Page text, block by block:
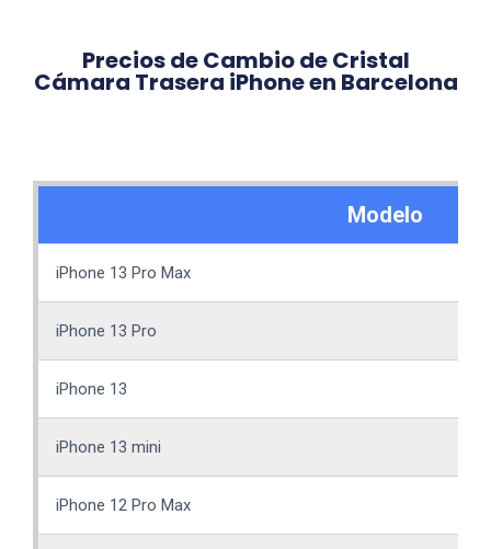
Precios de Cambio de Cristal
Cámara Trasera iPhone en Barcelona
Modelo
iPhone 13 Pro Max
iPhone 13 Pro
iPhone 13
iPhone 13 mini
iPhone 12 Pro Max